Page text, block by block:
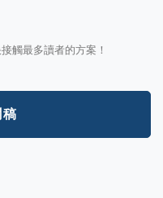
觸最多讀者的方案！